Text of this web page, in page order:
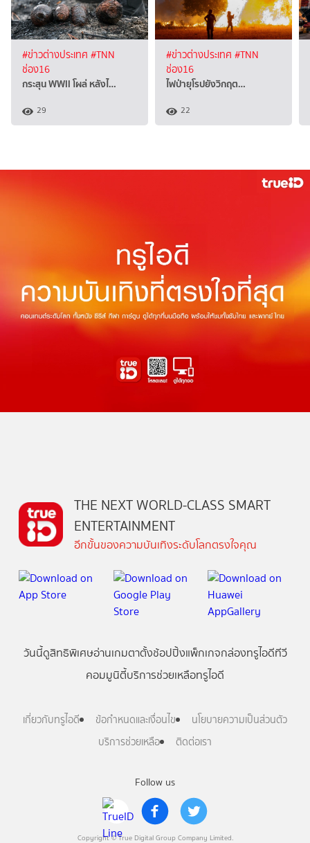
#ข่าวต่างประเทศ #TNN
ช่อง16
กระสุน WWII โผล่ หลังไ…
29
#ข่าวต่างประเทศ #TNN
ช่อง16
ไฟป่ายุโรปยังวิกฤต…
22
Follow us
Copyright © True Digital Group Company Limited.
THE NEXT WORLD-CLASS SMART
ENTERTAINMENT
อีกขั้นของความบันเทิงระดับโลกตรงใจคุณ
วันนี้ดูสิทธิพิเศษอ่านเกมตาตั้งช้อปปิ้งแพ็กเกจกล่องทรูไอดีทีวี
คอมมูนิตี้บริการช่วยเหลือทรูไอดี
เกี่ยวกับทรูไอดี ข้อกำหนดและเงื่อนไข
นโยบายความเป็นส่วนตัว
บริการช่วยเหลือ
ติดต่อเรา